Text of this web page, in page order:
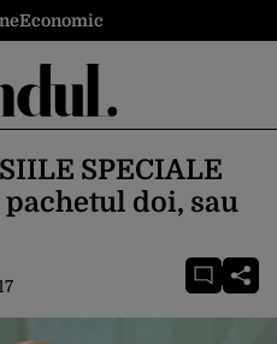
Economic
SPECIALE
doi, sau